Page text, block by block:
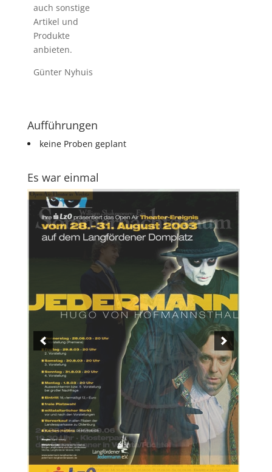
auch sonstige
Artikel und
Produkte
anbieten.
Günter Nyhuis
Aufführungen
keine Proben geplant
Es war einmal